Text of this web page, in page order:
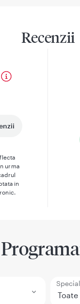
Recenzii
urma
in